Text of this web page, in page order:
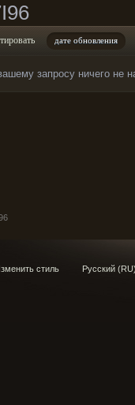
дате обновления
запросу ничего не
стиль Русский